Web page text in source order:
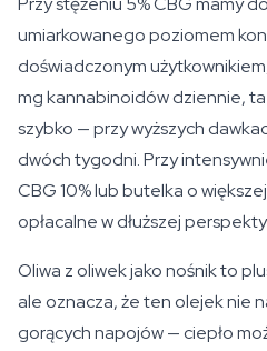
umiarkowanego poziomem
doświadczonym
mg kannabinoidów dziennie,
szybko — przy wyższych
dwóch tygodni. Przy
CBG 10% lub butelka o
opłacalne w dłuższej
Oliwa z oliwek jako nośnik to
ale oznacza, że ten olejek nie
gorących napojów — ciepło